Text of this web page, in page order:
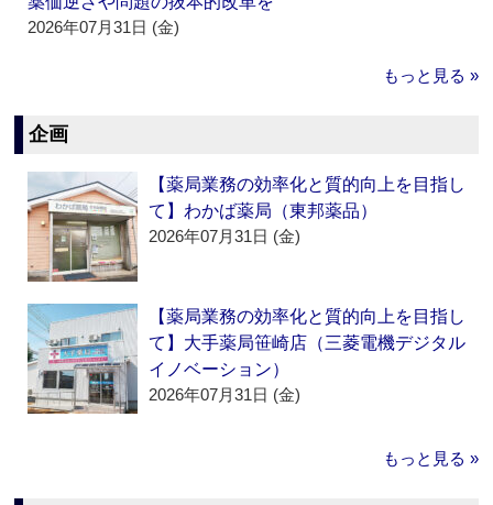
2026年07月31日 (金)
もっと見る »
企画
【薬局業務の効率化と質的向上を目指し
て】わかば薬局（東邦薬品）
2026年07月31日 (金)
【薬局業務の効率化と質的向上を目指し
て】大手薬局笹崎店（三菱電機デジタル
イノベーション）
2026年07月31日 (金)
もっと見る »